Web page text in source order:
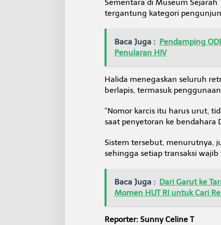
Sementara di Museum
tergantung kategori
Baca Juga : Pendamping
Penularan HIV
Halida menegaskan seluruh
berlapis, termasuk
“Nomor karcis itu harus urut,
saat penyetoran ke bendahara
Sistem tersebut, menurutnya,
sehingga setiap transaksi
Baca Juga : Dari Garut ke
Momen HUT RI untuk Cari
Reporter: Sunny Celine T